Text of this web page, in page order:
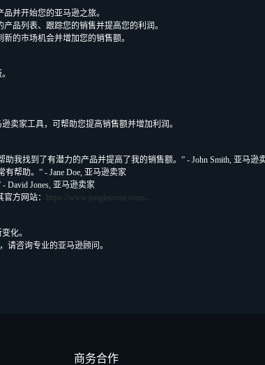
并开始您的亚马逊之旅。
品列表、跟踪您的销售并提高您的利润。
的市场机会并增加您的销售额。
卖家工具，可帮助您提高销售额并增加利润。
助我找到了有潜力的产品并提高了我的销售额。” - John Smith, 亚马逊
帮助。” - Jane Doe, 亚马逊卖家
David Jones, 亚马逊卖家
方网站：
https://www.junglescout.com/。
化。
请咨询专业的亚马逊顾问。
商务合作